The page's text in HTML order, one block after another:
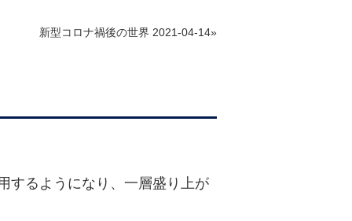
新型コロナ禍後の世界 2021-04-14»
するようになり、一層盛り上が